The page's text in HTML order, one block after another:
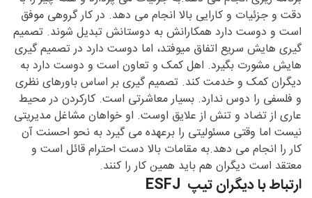
دقت و جزئیات و کارایی بالا انجام می دهد. در کار گروهی موفق
است و دوست دارد همکارانش به دوستانش تبدیل شوند. تصمیم
گیری هایش سریع اتفاق میوفتد، اما دوست دارد در تصمیم گیری
هایش مشورت بگیرد. اهل کمک و تعاون است و دوست دارد به
دیگران کمک و خدمت کند. تصمیم گیری بر اساس باورهای نظری
و فلسفی را دوس ندارد. بسیار معاشرتی است. کارکردن در محیط
عاری از تضاد و تنش از علایق اوست. او خواهان مشاغل مدیریتی
نیست اما وقتی مسئولیتی را برعهده می گیرد به نحو احسنت آن
کار را انجام می دهد.به مقامات بالا دست احترام قائل است و
معتقد است دیگران هم باید همین کار را کنند.
ارتباط با دیگران تیپ ESFJ